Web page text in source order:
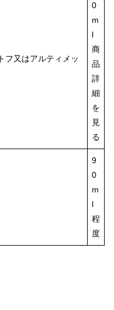
フ又はアルティメッ
0
m
l
商
品
詳
細
を
見
る
9
0
m
l
程
度